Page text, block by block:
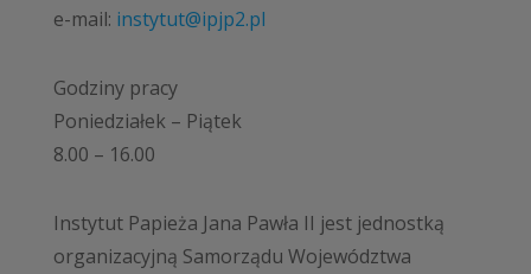
e-mail: instytut@ipjp2.pl
Godziny pracy
Poniedziałek – Piątek
8.00 – 16.00
Instytut Papieża Jana Pawła II jest jednostką
organizacyjną Samorządu Województwa